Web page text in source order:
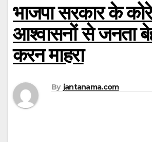
भाजपा सरकार के कोरे
आश्वासनों से जनता
करन माहरा
By jantanama.com